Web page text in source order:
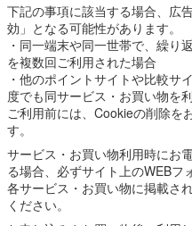
下記の事項に該当する場合、広
効」となる可能性があります。
・同一端末や同一世帯で、繰り
を複数回ご利用された場合
・他のポイントサイトや比較サ
度でも同サービス・お買い物を
ご利用前には、Cookieの削除を
す。
サービス・お買い物利用時にお
る場合、必ずサイト上のWEBフ
各サービス・お買い物に掲載さ
ください。